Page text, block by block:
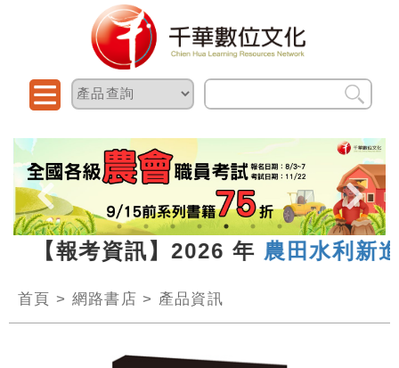
考資訊】2026 年農田水利新進
首頁 > 網路書店 > 產品資訊